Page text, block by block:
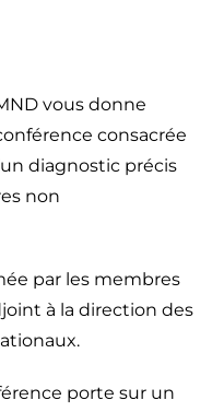
vous donne
consacrée
diagnostic précis
non
par les membres
à la direction des
porte sur un